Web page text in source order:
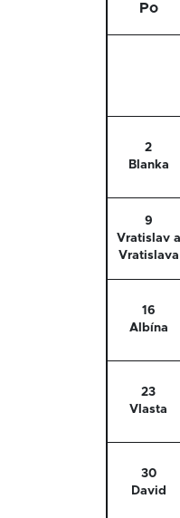
Po
2
Blanka
9
Vratislav a
Vratislava
16
Albína
23
Vlasta
30
David